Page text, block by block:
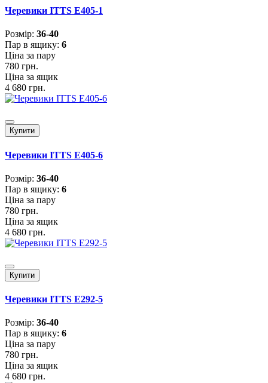
Черевики ITTS E405-1
Розмiр: 36-40
Пар в ящику: 6
Ціна за пару
780 грн.
Ціна за ящик
4 680 грн.
Купити
Черевики ITTS E405-6
Розмiр: 36-40
Пар в ящику: 6
Ціна за пару
780 грн.
Ціна за ящик
4 680 грн.
Купити
Черевики ITTS E292-5
Розмiр: 36-40
Пар в ящику: 6
Ціна за пару
780 грн.
Ціна за ящик
4 680 грн.